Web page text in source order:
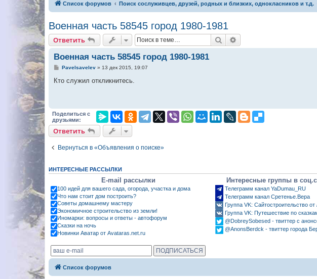
Список форумов Поиск сослуживцев, друзей, родных и близких, однокласников и т.д.
Военная часть 58545 город 1980-1981
Ответить Поиск
Военная часть 58545 город 1980-1981
С
о
и
е
Pavelsavelev» 13 дек 2015, 19:07
Кто служил откликнитесь.
Поделиться с
друзьями:
Ответить
Вернуться в «Объявления о поиске»
ИНТЕРЕСНЫЕ РАССЫЛКИ
E-mail рассылки
100 идей для вашего сада, огорода, участка и дома
Что нам стоит дом построить?
Советы домашнему мастеру
Экономичное строительство из земли!
Иномарки: вопросы и ответы - автофорум
Сказки на ночь
Новинки Аватар от Avataras.net.ru
Интересные группы в
Телеграмм канал YaDumau_RU
Телеграмм канал Сретенье.Вера
Группа VK: Сайтостроительство
Группа VK: Путешествие по
@DobreySobesed - твиттер с
@AnonsBerdck - твиттер города
Список форумов